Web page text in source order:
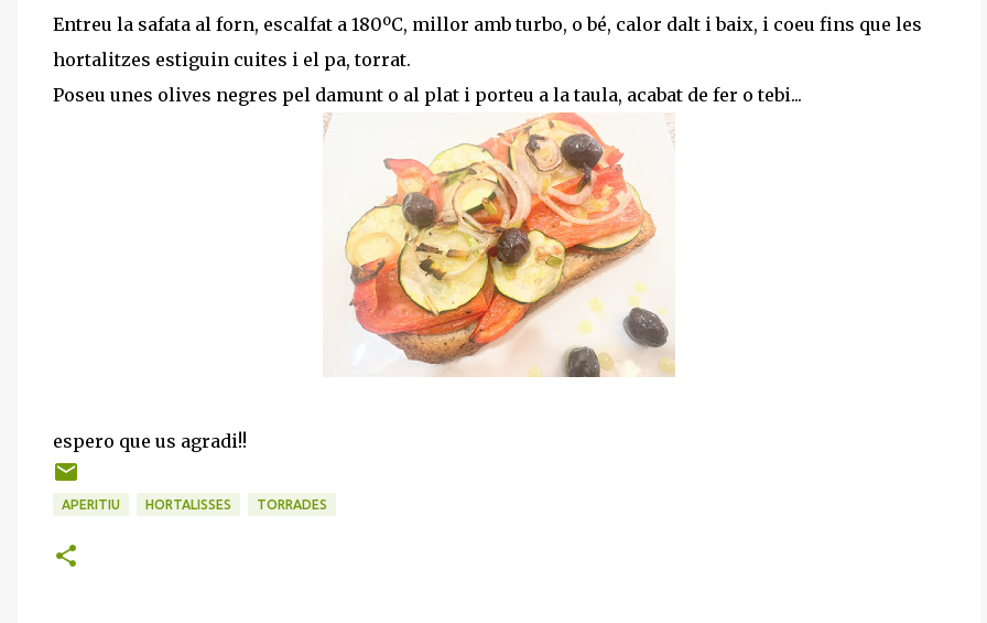
Entreu la safata al forn, escalfat a 180ºC, millor amb turbo, o bé, calor dalt i baix, i coeu fins que les
hortalitzes estiguin cuites i el pa, torrat.
Poseu unes olives negres pel damunt o al plat i porteu a la taula, acabat de fer o tebi...
espero que us agradi!!
APERITIU HORTALISSES TORRADES